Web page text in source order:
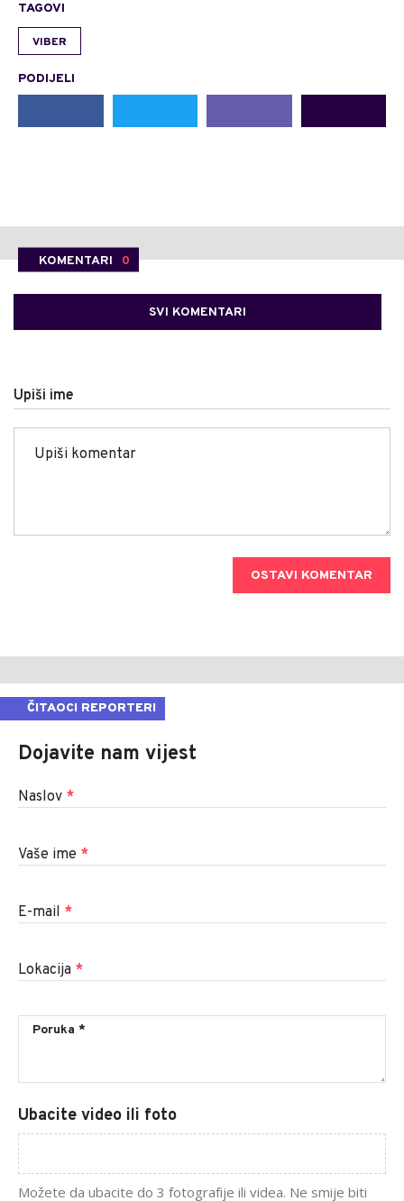
TAGOVI
VIBER
PODIJELI
KOMENTARI 0
SVI KOMENTARI
Upiši ime
OSTAVI KOMENTAR
ČITAOCI REPORTERI
Dojavite nam vijest
Naslov *
Vaše ime *
E-mail *
Lokacija *
Ubacite video ili foto
Možete da ubacite do 3 fotografije ili videa. Ne smije biti